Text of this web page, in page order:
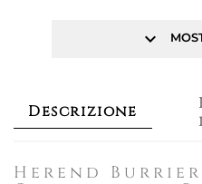
keyboard_arrow_down
Descrizione
Herend